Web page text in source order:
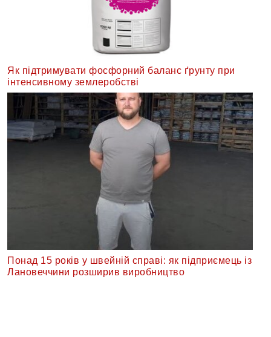
Як підтримувати фосфорний баланс ґрунту при
інтенсивному землеробстві
Понад 15 років у швейній справі: як підприємець із
Лановеччини розширив виробництво